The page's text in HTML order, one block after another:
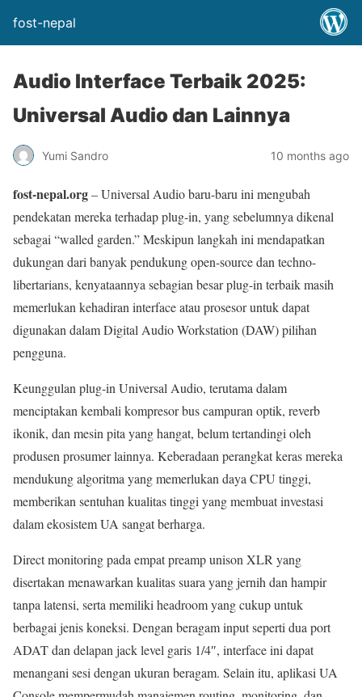
fost-nepal
Audio Interface Terbaik 2025:
Universal Audio dan Lainnya
Yumi Sandro 10 months ago
fost-nepal.org– Universal Audio baru-baru ini mengubah
pendekatan mereka terhadap plug-in, yang sebelumnya dikenal
sebagai “walled garden.” Meskipun langkah ini mendapatkan
dukungan dari banyak pendukung open-source dan techno-
libertarians, kenyataannya sebagian besar plug-in terbaik masih
memerlukan kehadiran interface atau prosesor untuk dapat
digunakan dalam Digital Audio Workstation (DAW) pilihan
pengguna.
Keunggulan plug-in Universal Audio, terutama dalam
menciptakan kembali kompresor bus campuran optik, reverb
ikonik, dan mesin pita yang hangat, belum tertandingi oleh
produsen prosumer lainnya. Keberadaan perangkat keras mereka
mendukung algoritma yang memerlukan daya CPU tinggi,
memberikan sentuhan kualitas tinggi yang membuat investasi
dalam ekosistem UA sangat berharga.
Direct monitoring pada empat preamp unison XLR yang
disertakan menawarkan kualitas suara yang jernih dan hampir
tanpa latensi, serta memiliki headroom yang cukup untuk
berbagai jenis koneksi. Dengan beragam input seperti dua port
ADAT dan delapan jack level garis 1/4″, interface ini dapat
menangani sesi dengan ukuran beragam. Selain itu, aplikasi UA